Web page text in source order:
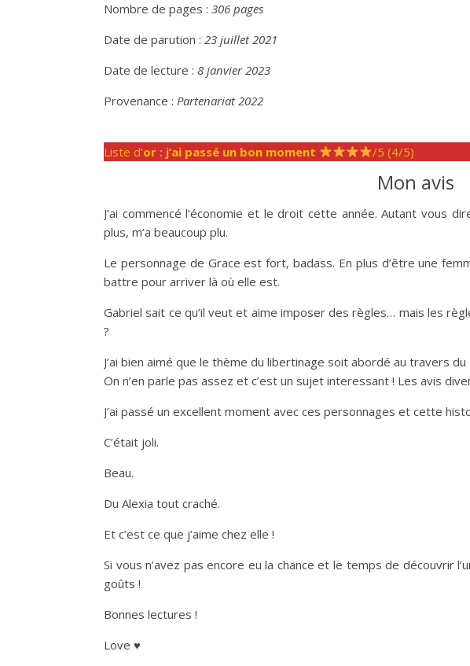
Nombre de pages : 306 pages
Date de parution : 23 juillet 2021
Date de lecture : 8 janvier 2023
Provenance : Partenariat 2022
Liste d’or : j’ai passé un bon moment /5 (4/5)
Mon avis
J’ai commencé l’économie et le droit cette année. Autant vous
plus, m’a beaucoup plu.
Le personnage de Grace est fort, badass. En plus d’être une
battre pour arriver là où elle est.
Gabriel sait ce qu’il veut et aime imposer des règles… mais les
?
J’ai bien aimé que le thème du libertinage soit abordé au travers du
On n’en parle pas assez et c’est un sujet interessant ! Les avis
J’ai passé un excellent moment avec ces personnages et cette
C’était joli.
Beau.
Du Alexia tout craché.
Et c’est ce que j’aime chez elle !
Si vous n’avez pas encore eu la chance et le temps de découvrir
goûts !
Bonnes lectures !
Love ♥️